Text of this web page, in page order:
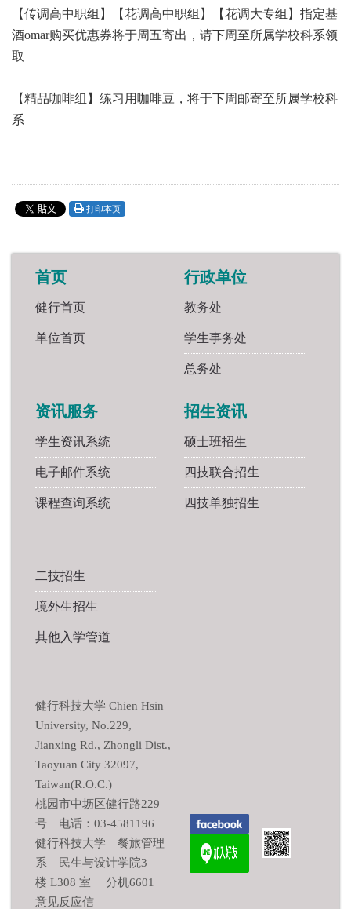
【传调高中职组】【花调高中职组】【花调大专组】指定基
酒omar购买优惠券将于周五寄出，请下周至所属学校科系领
取
【精品咖啡组】练习用咖啡豆，将于下周邮寄至所属学校科
系
打印本页
首页
健行首页
单位首页
行政单位
教务处
学生事务处
总务处
资讯服务
学生资讯系统
电子邮件系统
课程查询系统
招生资讯
硕士班招生
四技联合招生
四技单独招生
二技招生
境外生招生
其他入学管道
健行科技大学 Chien Hsin
University, No.229,
Jianxing Rd., Zhongli Dist.,
Taoyuan City 32097,
Taiwan(R.O.C.)
桃园市中坜区健行路229
号 电话：03-4581196
健行科技大学 餐旅管理
系 民生与设计学院3
楼 L308 室 分机6601
意见反应信